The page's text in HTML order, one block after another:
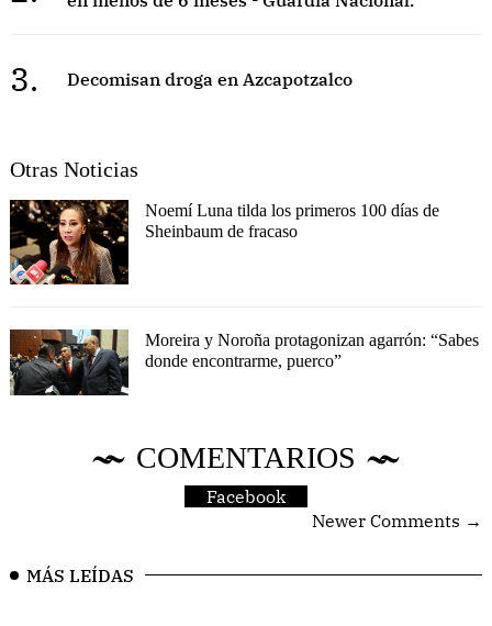
3. Decomisan droga en Azcapotzalco
Otras Noticias
Noemí Luna tilda los primeros 100 días de
Sheinbaum de fracaso
Moreira y Noroña protagonizan agarrón: “Sabes
donde encontrarme, puerco”
COMENTARIOS
Facebook
Newer Comments →
MÁS LEÍDAS